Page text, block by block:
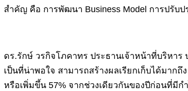
สำคัญ คือ การพัฒนา Business Model การปรับ
ดร.รักษ์ วรกิจโภคาทร ประธานเจ้าหน้าที่บริหา
เป็นที่น่าพอใจ สามารถสร้างผลเรียกเก็บได้มาก
หรือเพิ่มขึ้น 57% จากช่วงเดียวกันของปีก่อนที่มี